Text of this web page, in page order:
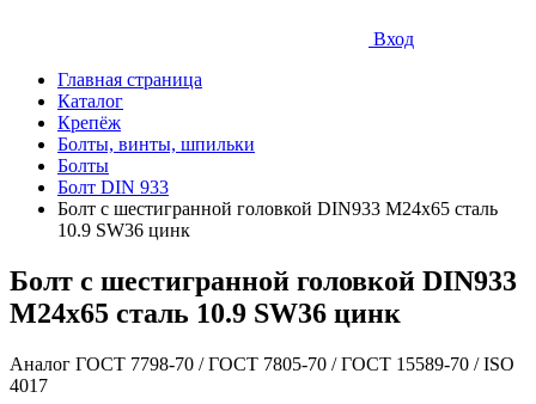
Вход
Главная страница
Каталог
Крепёж
Болты, винты, шпильки
Болты
Болт DIN 933
Болт с шестигранной головкой DIN933 М24х65 сталь
10.9 SW36 цинк
Болт с шестигранной головкой DIN933
М24х65 сталь 10.9 SW36 цинк
Аналог ГОСТ 7798-70 / ГОСТ 7805-70 / ГОСТ 15589-70 / ISO
4017